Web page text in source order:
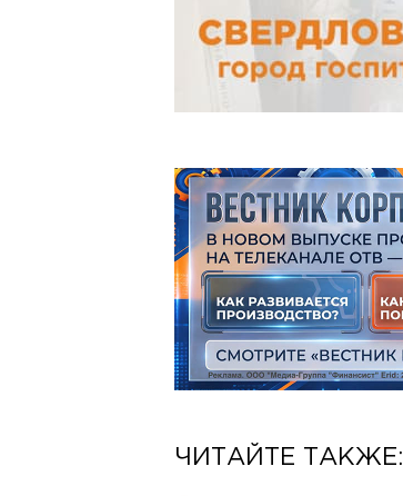
ЧИТАЙТЕ ТАКЖЕ: